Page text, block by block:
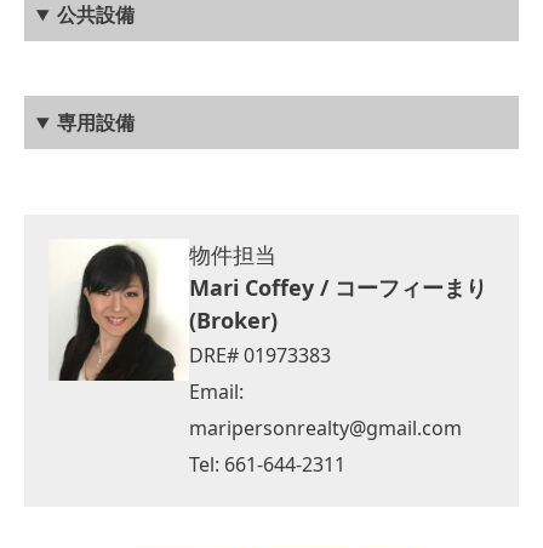
公共設備
専用設備
物件担当
Mari Coffey / コーフィーまり
(Broker)
DRE# 01973383
Email:
maripersonrealty@gmail.com
Tel: 661-644-2311